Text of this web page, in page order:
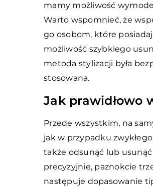
mamy możliwość
Warto wspomnieć, że
go osobom, które
możliwość szybkiego
metoda stylizacji była
stosowana.
Jak prawidłowo
Przede wszystkim, na
jak w przypadku
także odsunąć lub
precyzyjnie, paznokcie
następuje dopasowanie